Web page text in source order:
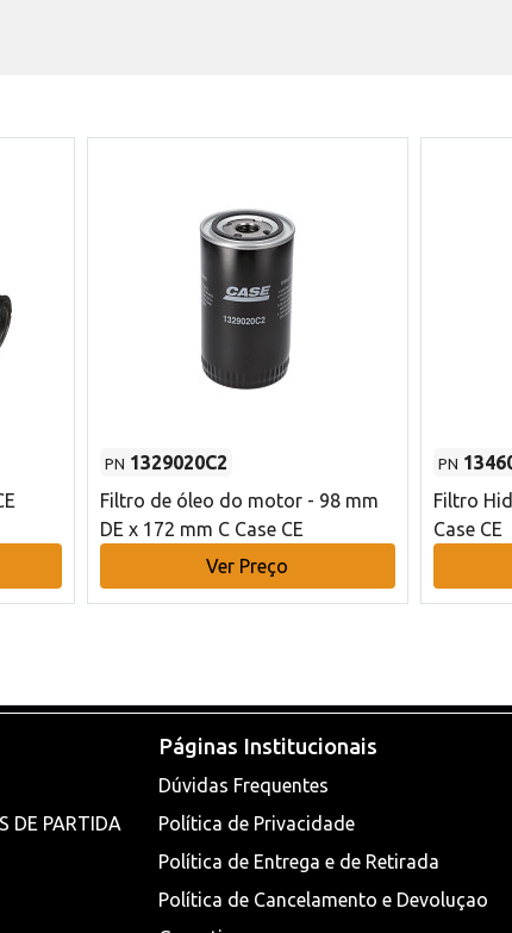
PN 1329020C2
Filtro de óleo do motor - 98 mm
DE x 172 mm C Case CE
Ver Preço
PN
Filtro
Case CE
DE PARTIDA
Páginas Institucionais
Dúvidas Frequentes
Política de Privacidade
Política de Entrega e de Retirada
Política de Cancelamento e Devoluçao